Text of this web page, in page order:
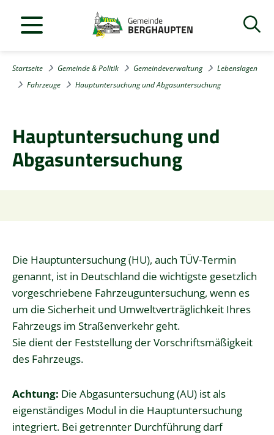
Startseite Gemeinde & Politik Gemeindeverwaltung
Lebenslagen
Fahrzeuge
Hauptuntersuchung und Abgasuntersuchung
Hauptuntersuchung und
Abgasuntersuchung
Die Hauptuntersuchung (HU), auch TÜV-Termin
genannt, ist in Deutschland die wichtigste gesetzlich
vorgeschriebene Fahrzeuguntersuchung, wenn es
um die Sicherheit und Umweltverträglichkeit Ihres
Fahrzeugs im Straßenverkehr geht.
Sie dient der Feststellung der Vorschriftsmäßigkeit
des Fahrzeugs.
Achtung: Die Abgasuntersuchung (AU) ist als
eigenständiges Modul in die Hauptuntersuchung
integriert. Bei getrennter Durchführung darf